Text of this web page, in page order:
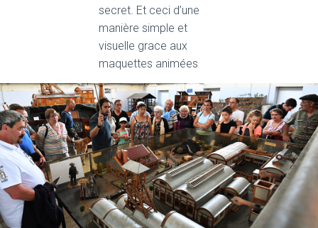
secret. Et ceci d’une
manière simple et
visuelle grace aux
maquettes animées